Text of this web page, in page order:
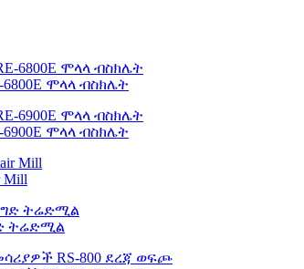
ሞላላ ብስክሌት
ሞላላ ብስክሌት
Mill
ትሬድሚል